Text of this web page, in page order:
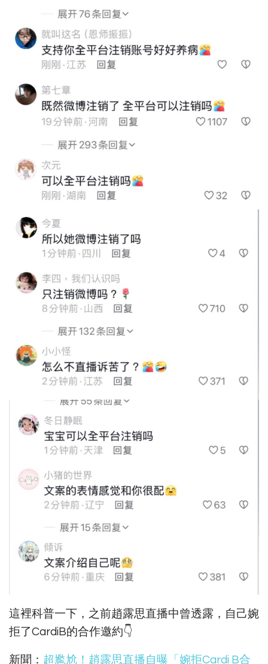
這裡科普一下，之前趙露思直播中曾透露，自己婉
拒了CardiB的合作邀約👇
新聞： 超尷尬！趙露思直播自曝「婉拒Cardi B合